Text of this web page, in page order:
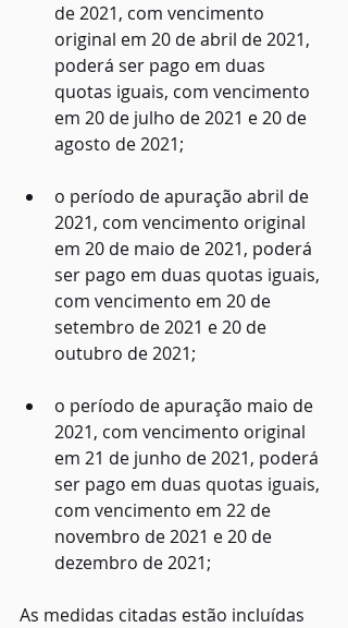
de 2021, com vencimento
original em 20 de abril de 2021,
poderá ser pago em duas
quotas iguais, com vencimento
em 20 de julho de 2021 e 20 de
agosto de 2021;
o período de apuração abril de
2021, com vencimento original
em 20 de maio de 2021, poderá
ser pago em duas quotas iguais,
com vencimento em 20 de
setembro de 2021 e 20 de
outubro de 2021;
o período de apuração maio de
2021, com vencimento original
em 21 de junho de 2021, poderá
ser pago em duas quotas iguais,
com vencimento em 22 de
novembro de 2021 e 20 de
dezembro de 2021;
As medidas citadas estão incluídas